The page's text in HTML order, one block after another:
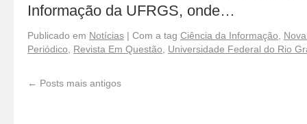
Informação da UFRGS, onde…
Publicado em Notícias | Com a tag Ciência da Informação
Periódico
Revista Em Questão Universidade Federal do Rio
← Posts mais antigos